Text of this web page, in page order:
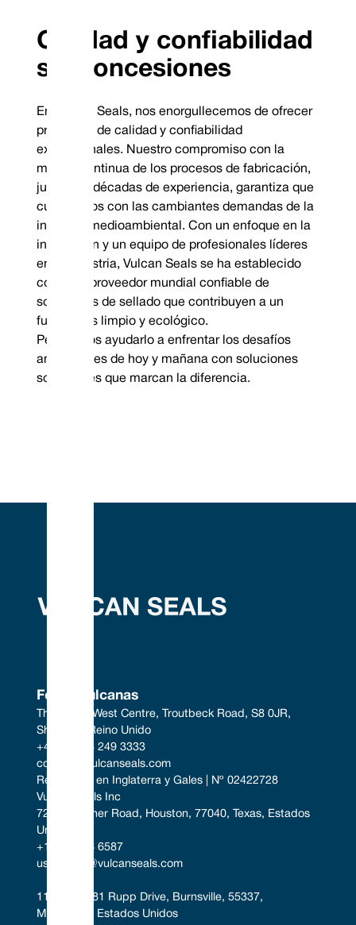
Calidad y confiabilidad
sin concesiones
En Vulcan Seals, nos enorgullecemos de ofrecer
productos de calidad y confiabilidad
excepcionales. Nuestro compromiso con la
mejora continua de los procesos de fabricación,
junto con décadas de experiencia, garantiza que
cumplamos con las cambiantes demandas de la
industria medioambiental. Con un enfoque en la
innovación y un equipo de profesionales líderes
en la industria, Vulcan Seals se ha establecido
como un proveedor mundial confiable de
soluciones de sellado que contribuyen a un
futuro más limpio y ecológico.
Permítanos ayudarlo a enfrentar los desafíos
ambientales de hoy y mañana con soluciones
sostenibles que marcan la diferencia.
Focas vulcanas
The South West Centre, Troutbeck Road, S8 0JR,
Sheffield, Reino Unido
+44 (0) 114 249 3333
contact@vulcanseals.com
Registrado en Inglaterra y Gales | Nº 02422728
Vulcan Seals Inc
7221 Gessner Road, Houston, 77040, Texas, Estados
Unidos
+1 346 856 6587
uscontact@vulcanseals.com
11401-11481 Rupp Drive, Burnsville, 55337,
Minnesota, Estados Unidos